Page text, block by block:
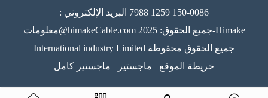
0086-150 1259 7988 البريد الإلكتروني :
معلومات@himakeCable.com جميع الحقوق: 2025-Himake
International industry Limited جميع الحقوق محفوظة
خريطة الموقع
ماجستير ماجستير كامل